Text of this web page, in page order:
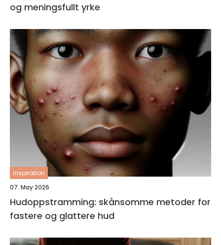
og meningsfullt yrke
inspiration
07. May 2026
Hudoppstramming: skånsomme metoder for
fastere og glattere hud